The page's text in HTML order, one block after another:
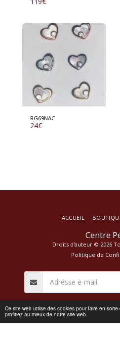
Ce site web utilise des cookies pour faire en sorte
profitiez au mieux de notre site web.
RG69NAC
24€
Centre
Droits d'auteur © 2026
Politique de
ACCUEIL